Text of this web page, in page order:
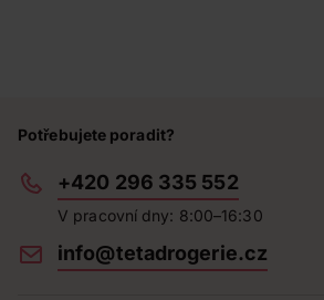
Potřebujete poradit?
+420 296 335 552
V pracovní dny: 8:00–16:30
info@tetadrogerie.cz